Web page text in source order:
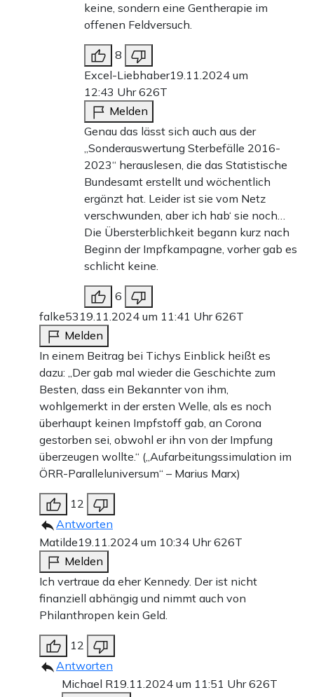
keine, sondern eine Gentherapie im
offenen Feldversuch.
8
Excel-Liebhaber19.11.2024 um
12:43 Uhr626T
Melden
Genau das lässt sich auch aus der
„Sonderauswertung Sterbefälle 2016-
2023“ herauslesen, die das Statistische
Bundesamt erstellt und wöchentlich
ergänzt hat. Leider ist sie vom Netz
verschwunden, aber ich hab‘ sie noch…
Die Übersterblichkeit begann kurz nach
Beginn der Impfkampagne, vorher gab es
schlicht keine.
6
falke53 19.11.2024 um 11:41 Uhr626T
Melden
In einem Beitrag bei Tichys Einblick heißt es
dazu: „Der gab mal wieder die Geschichte zum
Besten, dass ein Bekannter von ihm,
wohlgemerkt in der ersten Welle, als es noch
überhaupt keinen Impfstoff gab, an Corona
gestorben sei, obwohl er ihn von der Impfung
überzeugen wollte.“ („Aufarbeitungssimulation im
ÖRR-Paralleluniversum“ – Marius Marx)
12
Antworten
Matilde19.11.2024 um 10:34 Uhr626T
Melden
Ich vertraue da eher Kennedy. Der ist nicht
finanziell abhängig und nimmt auch von
Philanthropen kein Geld.
12
Antworten
Michael R19.11.2024 um 11:51 Uhr626T